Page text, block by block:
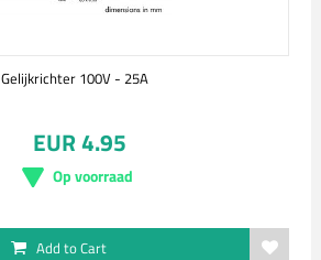
Gelijkrichter 100V - 25A
EUR 4.95
Op voorraad
Add to Cart